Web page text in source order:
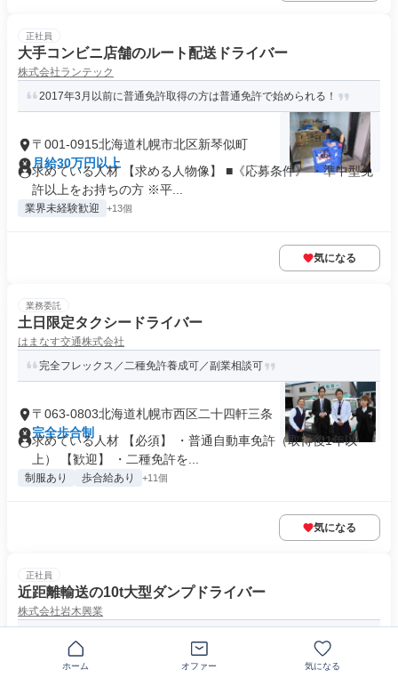
正社員
大手コンビニ店舗のルート配送ドライバー
株式会社ランテック
2017年3月以前に普通免許取得の方は普通免許で始められる！
〒001-0915北海道札幌市北区新琴似町
月給30万円以上
求めている人材 【求める人物像】 ■《応募条件》 ・準中型免
許以上をお持ちの方 ※平...
業界未経験歓迎 +13個
気になる
業務委託
土日限定タクシードライバー
はまなす交通株式会社
完全フレックス／二種免許養成可／副業相談可
〒063-0803北海道札幌市西区二十四軒三条
完全歩合制
求めている人材 【必須】 ・普通自動車免許（取得後1年以
上） 【歓迎】 ・二種免許を...
制服あり 歩合給あり +11個
気になる
正社員
近距離輸送の10t大型ダンプドライバー
株式会社岩木興業
ホーム オファー 気になる